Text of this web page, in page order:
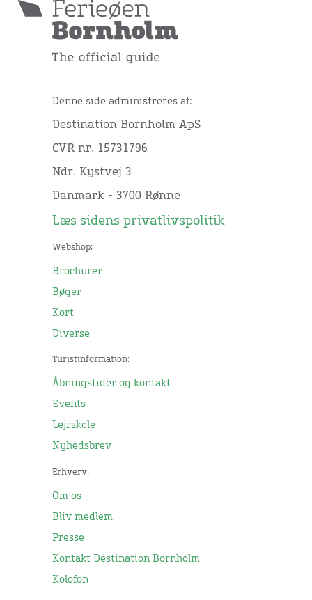
Denne side administreres af:
Destination Bornholm ApS
CVR nr. 15731796
Ndr. Kystvej 3
Danmark - 3700 Rønne
Læs sidens privatlivspolitik
Webshop:
Brochurer
Bøger
Kort
Diverse
Turistinformation:
Åbningstider og kontakt
Events
Lejrskole
Nyhedsbrev
Erhverv:
Om os
Bliv medlem
Presse
Kontakt Destination Bornholm
Kolofon